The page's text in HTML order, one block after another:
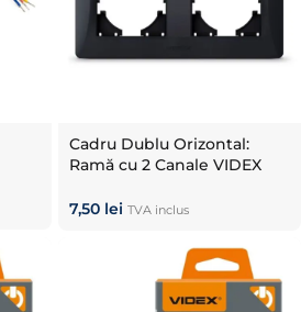
Cadru Dublu Orizontal:
Ramă cu 2 Canale VIDEX
7,50 lei TVA inclus